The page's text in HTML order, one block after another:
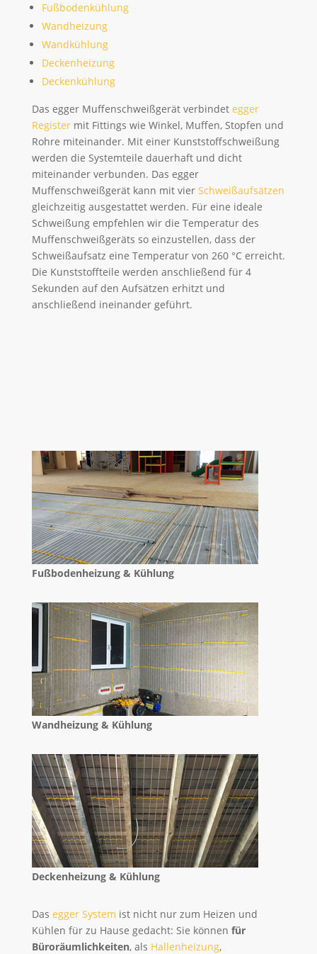
Fußbodenkühlung
Wandheizung
Wandkühlung
Deckenheizung
Deckenkühlung
Das egger Muffenschweißgerät verbindet egger
Registermit Fittings wie Winkel, Muffen, Stopfen und
Rohre miteinander. Mit einer Kunststoffschweißung
werden die Systemteile dauerhaft und dicht
miteinander verbunden. Das egger
Muffenschweißgerät kann mit vier Schweißaufsätzen
gleichzeitig ausgestattet werden. Für eine ideale
Schweißung empfehlen wir die Temperatur des
Muffenschweißgeräts so einzustellen, dass der
Schweißaufsatz eine Temperatur von 260 °C erreicht.
Die Kunststoffteile werden anschließend für 4
Sekunden auf den Aufsätzen erhitzt und
anschließend ineinander geführt.
Fußbodenheizung & Kühlung
Wandheizung & Kühlung
Deckenheizung & Kühlung
Das egger System ist nicht nur zum Heizen und
Kühlen für zu Hause gedacht: Sie können für
Büroräumlichkeiten, als Hallenheizung,